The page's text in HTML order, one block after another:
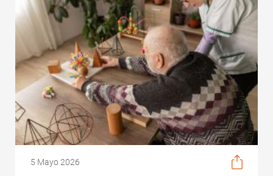
5 Mayo 2026